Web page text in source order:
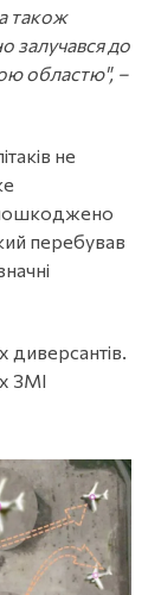
також
залучався до
областю", –
не
пошкоджено
перебував
диверсантів.
ЗМІ